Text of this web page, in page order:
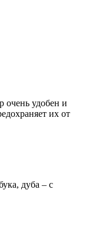
очень удобен и
их от
дуба – с